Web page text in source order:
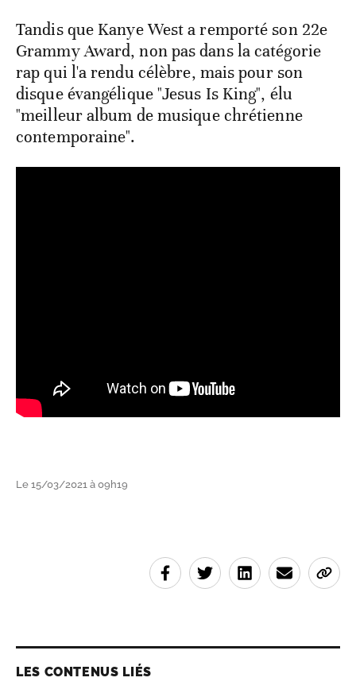
Tandis que Kanye West a remporté son 22e
Grammy Award, non pas dans la catégorie
rap qui l'a rendu célèbre, mais pour son
disque évangélique "Jesus Is King", élu
"meilleur album de musique chrétienne
contemporaine".
Le 15/03/2021 à 09h19
LES CONTENUS LIÉS